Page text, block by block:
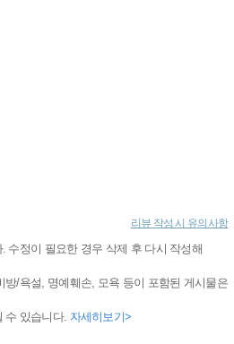
리뷰 작성 시 유의사항
수정이 필요한 경우 삭제 후 다시 작성해
방/욕설, 명예훼손, 모욕 등이 포함된 게시물은
수 있습니다. 자세히보기>